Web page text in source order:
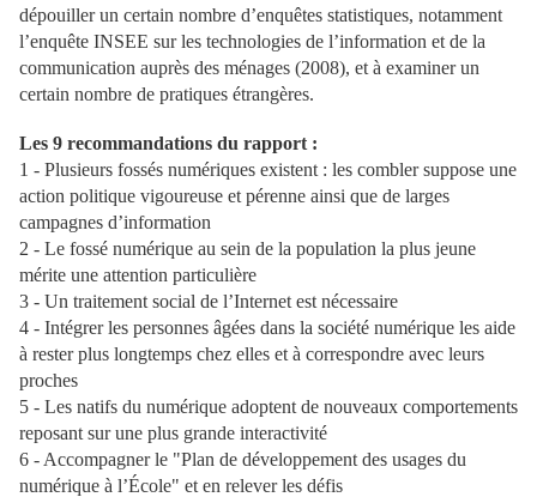
dépouiller un certain nombre d’enquêtes statistiques, notamment
l’enquête INSEE sur les technologies de l’information et de la
communication auprès des ménages (2008), et à examiner un
certain nombre de pratiques étrangères.
Les 9 recommandations du rapport :
1 - Plusieurs fossés numériques existent : les combler suppose une
action politique vigoureuse et pérenne ainsi que de larges
campagnes d’information
2 - Le fossé numérique au sein de la population la plus jeune
mérite une attention particulière
3 - Un traitement social de l’Internet est nécessaire
4 - Intégrer les personnes âgées dans la société numérique les aide
à rester plus longtemps chez elles et à correspondre avec leurs
proches
5 - Les natifs du numérique adoptent de nouveaux comportements
reposant sur une plus grande interactivité
6 - Accompagner le "Plan de développement des usages du
numérique à l’École" et en relever les défis